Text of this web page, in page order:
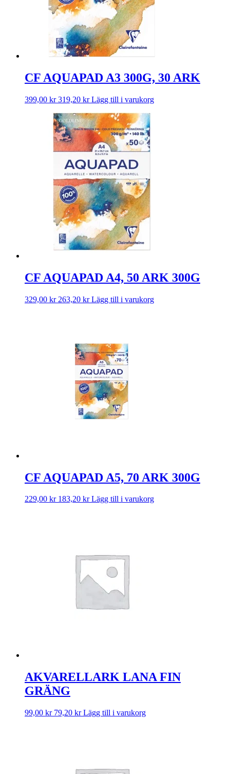
CF AQUAPAD A3 300G, 30 ARK
399,00 kr 319,20 kr Lägg till i varukorg
CF AQUAPAD A4, 50 ARK 300G
329,00 kr 263,20 kr Lägg till i varukorg
CF AQUAPAD A5, 70 ARK 300G
229,00 kr 183,20 kr Lägg till i varukorg
AKVARELLARK LANA FIN
GRÄNG
99,00 kr 79,20 kr Lägg till i varukorg